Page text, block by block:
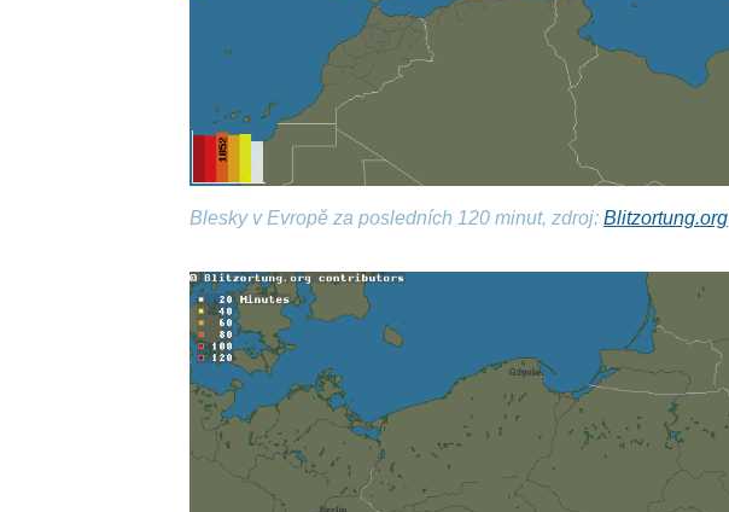
Blesky v Evropě za posledních 120 minut, zdroj:Blitzortung.org